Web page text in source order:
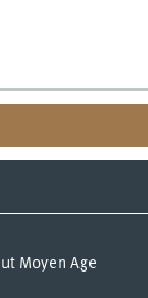
Moyen Age